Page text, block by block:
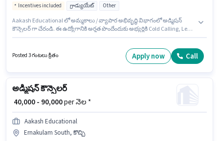
Incentives included గ్రాడ్యుయేట్ Other
Aakash Educational లో అమ్మకాలు / వ్యాపార అభివృద్ధి విభాగంలో అడ్మిషన్
కౌన్సెలర్ గా చేరండి. ఈ ఉద్యోగానికి అర్హత పొందేందుకు అభ్యర్థికి Cold Calling, Lead
₹90000 వరకు సంపాదించవచ్చు. ఈ ఉద్యోగంలో అదనపు ప్రయోజనాలు Insurance,
PF ఉన్నాయి. ఈ ఖాళీ చిన్న చొక్కికులం, మధురై లో ఉంది. ఈ ఉద్యోగానికి Fixed +
Posted 3 గంటలు క్రితం Apply now Call
అడ్మిషన్ కౌన్సెలర్
₹ 40,000 - 90,000per నెల *
Aakash Educational
Ernakulam South, కొచ్చి